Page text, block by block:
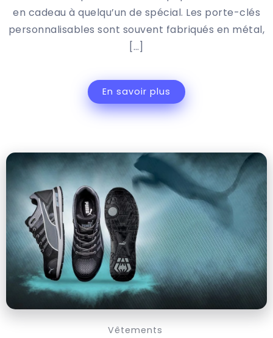
en cadeau à quelqu’un de spécial. Les porte-clés
personnalisables sont souvent fabriqués en métal,
[…]
En savoir plus
Vêtements